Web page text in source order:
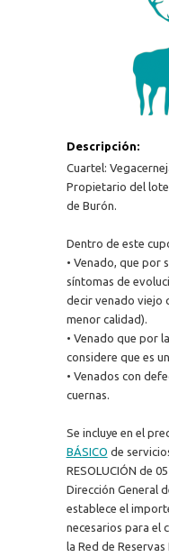
Descripción:
Cuartel:
Propietario del lote
de Burón.
Dentro de este
• Venado, que por
síntomas de
decir venado viejo
menor calidad).
• Venado que por
considere que es
• Venados con
cuernas.
Se incluye en el
BÁSICO de
RESOLUCIÓN de
Dirección General
establece el
necesarios para el
la Red de Reservas